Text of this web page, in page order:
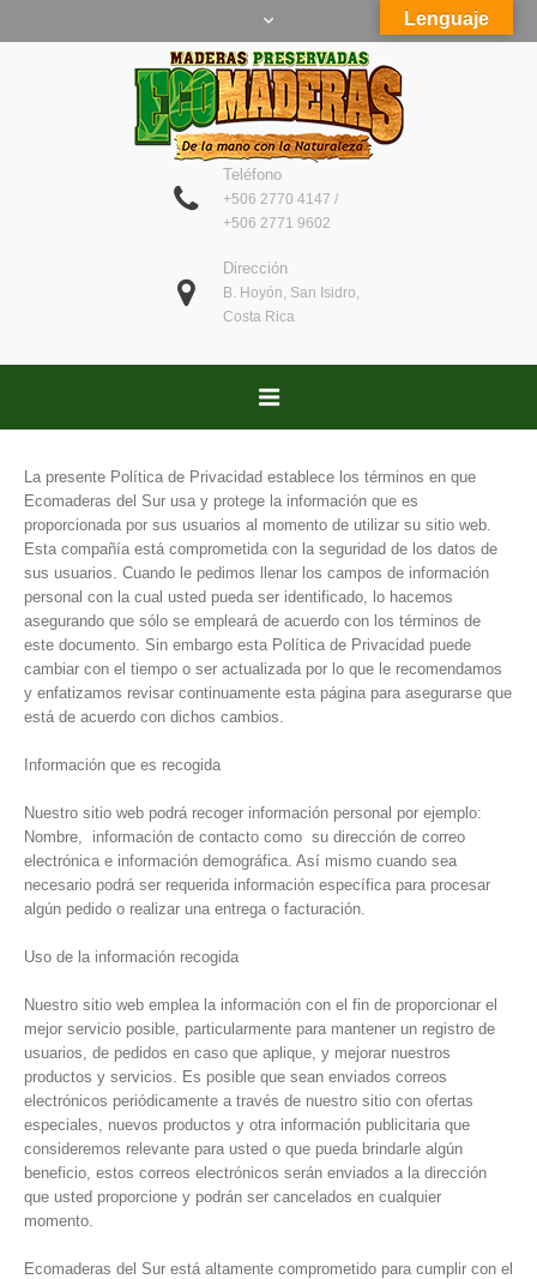
Teléfono
+506 2770 4147 /
+506 2771 9602
Dirección
B. Hoyón, San Isidro,
Costa Rica
La presente Política de Privacidad establece los términos en que
Ecomaderas del Sur usa y protege la información que es
proporcionada por sus usuarios al momento de utilizar su sitio web.
Esta compañía está comprometida con la seguridad de los datos de
sus usuarios. Cuando le pedimos llenar los campos de información
personal con la cual usted pueda ser identificado, lo hacemos
asegurando que sólo se empleará de acuerdo con los términos de
este documento. Sin embargo esta Política de Privacidad puede
cambiar con el tiempo o ser actualizada por lo que le recomendamos
y enfatizamos revisar continuamente esta página para asegurarse que
está de acuerdo con dichos cambios.
Información que es recogida
Nuestro sitio web podrá recoger información personal por ejemplo:
Nombre, información de contacto como su dirección de correo
electrónica e información demográfica. Así mismo cuando sea
necesario podrá ser requerida información específica para procesar
algún pedido o realizar una entrega o facturación.
Uso de la información recogida
Nuestro sitio web emplea la información con el fin de proporcionar el
mejor servicio posible, particularmente para mantener un registro de
usuarios, de pedidos en caso que aplique, y mejorar nuestros
productos y servicios. Es posible que sean enviados correos
electrónicos periódicamente a través de nuestro sitio con ofertas
especiales, nuevos productos y otra información publicitaria que
consideremos relevante para usted o que pueda brindarle algún
beneficio, estos correos electrónicos serán enviados a la dirección
que usted proporcione y podrán ser cancelados en cualquier
momento.
Ecomaderas del Sur está altamente comprometido para cumplir con el
Lenguaje